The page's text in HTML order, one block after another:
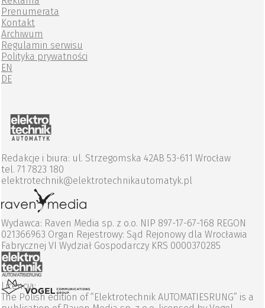
Prenumerata
Kontakt
Archiwum
Regulamin serwisu
Polityka prywatności
EN
DE
Redakcje i biura: ul. Strzegomska 42AB 53-611 Wrocław
tel. 71 7823 180
elektrotechnik@elektrotechnikautomatyk.pl
Wydawca: Raven Media sp. z o.o. NIP 897-17-67-168 REGON
021366963 Organ Rejestrowy: Sąd Rejonowy dla Wrocławia
Fabrycznej VI Wydział Gospodarczy KRS 0000370285
Licencja:
The Polish edition of “Elektrotechnik AUTOMATIESRUNG” is a